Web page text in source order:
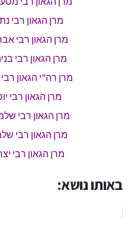
מרן הגאון רבי
מרן הגאון רבי
מרן הגאון רבי
מרן רה"י הגאון
מרן הגאון רבי
מרן הגאון רבי
מרן הגאון רבי
מרן הגאון רבי
באותו נושא: